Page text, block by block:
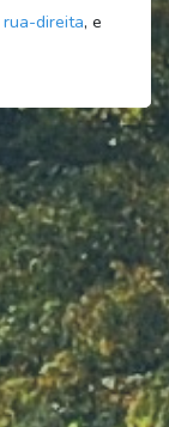
rua-direita, e